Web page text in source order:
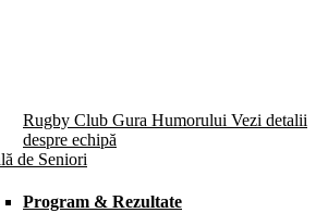
Rugby Club Gura Humorului Vezi detalii
despre echipă
de Seniori
Program & Rezultate